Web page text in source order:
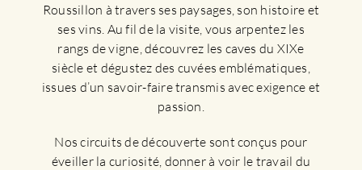
Roussillon à travers ses paysages, son histoire et
ses vins. Au fil de la visite, vous arpentez les
rangs de vigne, découvrez les caves du XIXe
siècle et dégustez des cuvées emblématiques,
issues d’un savoir-faire transmis avec exigence et
passion.
Nos circuits de découverte sont conçus pour
éveiller la curiosité, donner à voir le travail du